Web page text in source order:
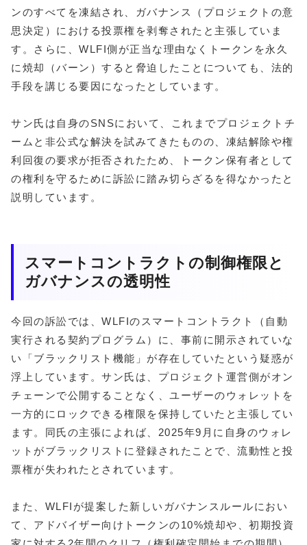
ンのすべてを凍結され、ガバナンス（プロジェクトの意
思決定）における投票権を剥奪されたと主張していま
す。さらに、WLFI側が正当な理由なくトークンを永久
に焼却（バーン）すると脅迫したことについても、法的
手段を講じる要因になったとしています。
サン氏は自身のSNSにおいて、これまでプロジェクトチ
ームと非公式な解決を試みてきたものの、凍結解除や権
利回復の要求が拒否されたため、トークン保有者として
の権利を守るために訴訟に踏み切らざるを得なかったと
説明しています。
スマートコントラクトの制御権限と
ガバナンスの透明性
今回の訴訟では、WLFIのスマートコントラクト（自動
実行される契約プログラム）に、事前に開示されていな
い「ブラックリスト機能」が存在していたという疑惑が
浮上しています。サン氏は、プロジェクト運営側がオン
チェーンで公開することなく、ユーザーのウォレットを
一方的にロックできる権限を保持していたと主張してい
ます。同氏の主張によれば、2025年9月に自身のウォレ
ットがブラックリストに登録されたことで、流動性と投
票権が失われたとされています。
また、WLFIが提案した新しいガバナンスルールにおい
て、アドバイザー向けトークンの10%焼却や、初期投資